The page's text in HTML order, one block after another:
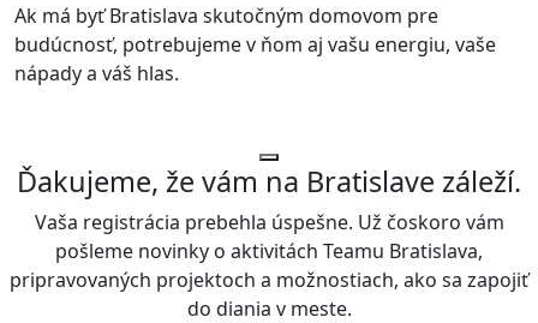
Ak má byť Bratislava skutočným domovom pre
budúcnosť, potrebujeme v ňom aj vašu energiu, vaše
nápady a váš hlas.
Ďakujeme, že vám na Bratislave záleží.
Vaša registrácia prebehla úspešne. Už čoskoro vám
pošleme novinky o aktivitách Teamu Bratislava,
pripravovaných projektoch a možnostiach, ako sa zapojiť
do diania v meste.